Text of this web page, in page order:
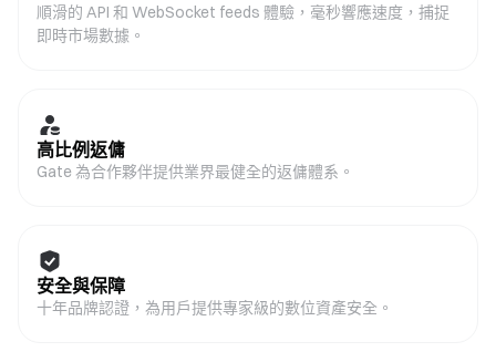
順滑的 API 和 WebSocket feeds 體驗，毫秒響應速度，捕捉
即時市場數據。
高比例返傭
Gate 為合作夥伴提供業界最健全的返傭體系。
安全與保障
十年品牌認證，為用戶提供專家級的數位資產安全。